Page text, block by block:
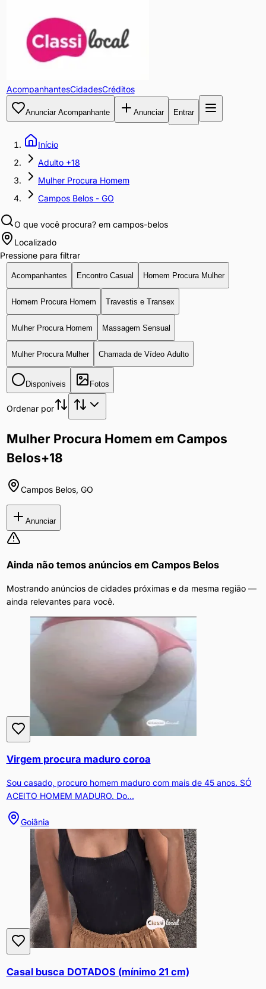
AcompanhantesCidadesCréditos
Anunciar Acompanhante Anunciar Entrar
Início
Adulto +18
Mulher Procura Homem
Campos Belos - GO
O que você procura? em campos-belos
Localizado
Pressione para filtrar
Acompanhantes Encontro Casual Homem Procura Mulher
Homem Procura Homem Travestis e Transex
Mulher Procura Homem Massagem Sensual
Mulher Procura Mulher Chamada de Vídeo Adulto
Disponíveis Fotos
Ordenar por
Mulher Procura Homem em Campos
Belos+18
Campos Belos, GO
Anunciar
Ainda não temos anúncios em Campos Belos
Mostrando anúncios de cidades próximas e da mesma região —
ainda relevantes para você.
Virgem procura maduro coroa
Sou casado, procuro homem maduro com mais de 45 anos. SÓ
ACEITO HOMEM MADURO. Do...
Goiânia
Casal busca DOTADOS (mínimo 21 cm)